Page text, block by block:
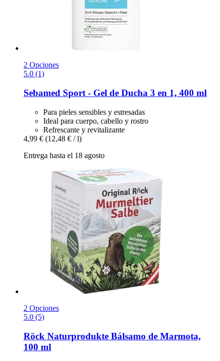
2 Opciones
5.0 (1)
Sebamed Sport -​ Gel de Ducha 3 en 1, 400 ml
Para pieles sensibles y estresadas
Ideal para cuerpo, cabello y rostro
Refrescante y revitalizante
4,99 € (12,48 € / l)
Entrega hasta el 18 agosto
2 Opciones
5.0 (5)
Röck Naturprodukte Bálsamo de Marmota,
100 ml